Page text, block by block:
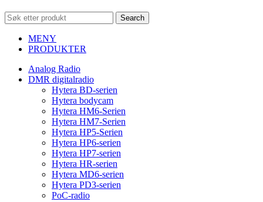
Search
MENY
PRODUKTER
Analog Radio
DMR digitalradio
Hytera BD-serien
Hytera bodycam
Hytera HM6-Serien
Hytera HM7-Serien
Hytera HP5-Serien
Hytera HP6-serien
Hytera HP7-serien
Hytera HR-serien
Hytera MD6-serien
Hytera PD3-serien
PoC-radio